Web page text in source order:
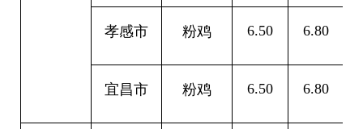
孝感市 粉鸡 6.50 6.80
宜昌市 粉鸡 6.50 6.80